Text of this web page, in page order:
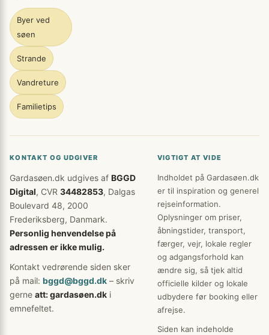
Byer ved
søen
Strande
Vandreture
Familietips
KONTAKT OG UDGIVER
Gardasøen.dk udgives af BGGD
Digital, CVR 34482853, Dalgas
Boulevard 48, 2000
Frederiksberg, Danmark.
Personlig henvendelse på
adressen er ikke mulig.
Kontakt vedrørende siden sker
på mail: bggd@bggd.dk – skriv
gerne att: gardasøen.dk i
emnefeltet.
VIGTIGT AT VIDE
Indholdet på Gardasøen.dk
er til inspiration og generel
rejseinformation.
Oplysninger om priser,
åbningstider, transport,
færger, vejr, lokale regler
og adgangsforhold kan
ændre sig, så tjek altid
officielle kilder og lokale
udbydere før booking eller
afrejse.
Siden kan indeholde